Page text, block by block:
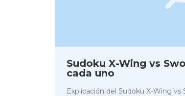
Sudoku X-Wing vs
cada uno
Explicación del Sudoku X-Wing